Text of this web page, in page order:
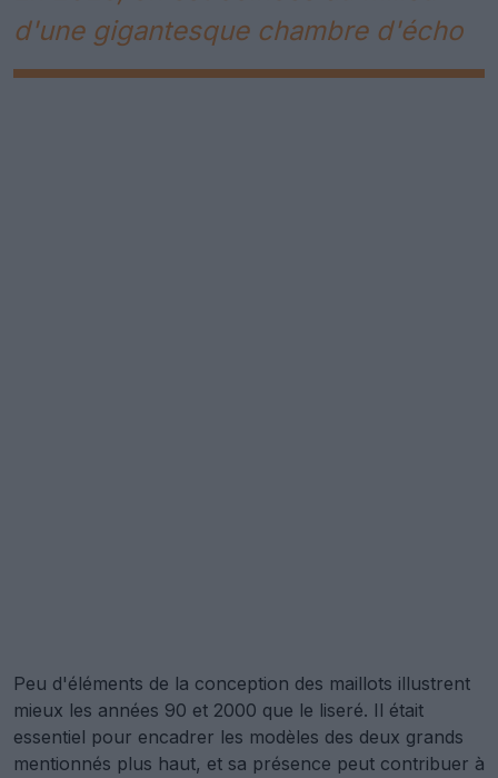
d'une gigantesque chambre d'écho
Peu d'éléments de la conception des maillots illustrent
mieux les années 90 et 2000 que le liseré. Il était
essentiel pour encadrer les modèles des deux grands
mentionnés plus haut, et sa présence peut contribuer à